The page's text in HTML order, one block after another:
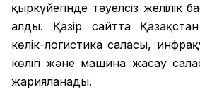
қыркүйегінде тәуелсіз желілік
алды. Қазір сайтта
көлік-логистика саласы,
көлігі және машина жасау
жарияланады.